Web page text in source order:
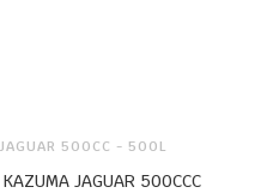
500CC - 500L
JAGUAR 500CCC